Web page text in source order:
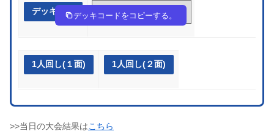
デッキ作成 LLn6Ng-zIRLtZ-nQnnNn
デッキコードをコピーする。
1人回し(１面) 1人回し(２面)
>>当日の大会結果はこちら